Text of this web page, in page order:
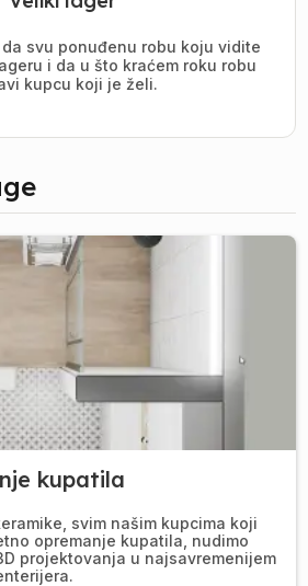
svu ponuđenu robu koju vidite
i da u što kraćem roku robu
kupcu koji je želi.
kupatila
svim našim kupcima koji
opremanje kupatila, nudimo
projektovanja u najsavremenijem